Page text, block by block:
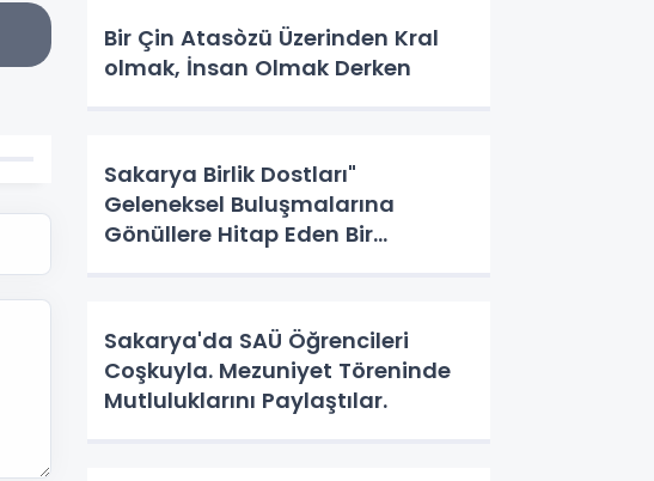
Bir Çin Atasòzü Üzerinden Kral
olmak, İnsan Olmak Derken
Sakarya Birlik Dostları"
Geleneksel Buluşmalarına
Gönüllere Hitap Eden Bir
Sakarya'da SAÜ Öğrencileri
Coşkuyla. Mezuniyet Töreninde
Mutluluklarını Paylaştılar.